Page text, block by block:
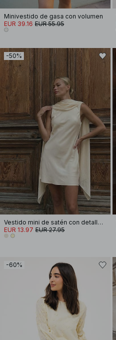
Minivestido de gasa con volumen
EUR 39.16 EUR 55.95
-50%
Vestido mini de satén con detalle de pañuelo
EUR 13.97 EUR 27.95
-60%